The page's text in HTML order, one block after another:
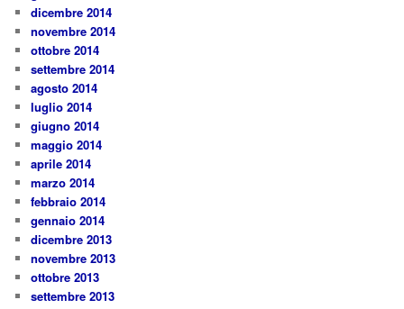
dicembre 2014
novembre 2014
ottobre 2014
settembre 2014
agosto 2014
luglio 2014
giugno 2014
maggio 2014
aprile 2014
marzo 2014
febbraio 2014
gennaio 2014
dicembre 2013
novembre 2013
ottobre 2013
settembre 2013